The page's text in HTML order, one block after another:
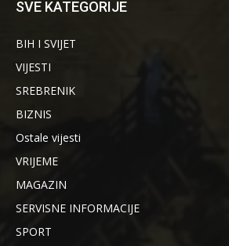
SVE KATEGORIJE
BIH I SVIJET
VIJESTI
SREBRENIK
BIZNIS
Ostale vijesti
VRIJEME
MAGAZIN
SERVISNE INFORMACIJE
SPORT